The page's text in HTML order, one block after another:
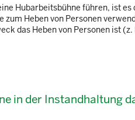
Hubarbeitsbühne führen, ist
Heben von Personen
das Heben von Personen ist
in der Instandhaltung